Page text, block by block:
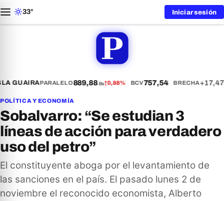
33° Iniciar sesión
GUAIRAPARALELO889,88Bs↑0,88% BCV757,54 BRECHA
POLÍTICA Y ECONOMÍA
Sobalvarro: “Se estudian 3
líneas de acción para verdadero
uso del petro”
El constituyente aboga por el levantamiento de
las sanciones en el país. El pasado lunes 2 de
noviembre el reconocido economista, Alberto